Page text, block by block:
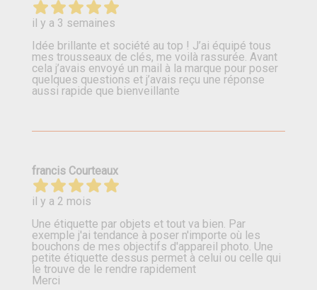
il y a 3 semaines
Idée brillante et société au top ! J’ai équipé tous
mes trousseaux de clés, me voilà rassurée. Avant
cela j’avais envoyé un mail à la marque pour poser
quelques questions et j’avais reçu une réponse
aussi rapide que bienveillante
francis Courteaux
il y a 2 mois
Une étiquette par objets et tout va bien. Par
exemple j'ai tendance à poser n'importe où les
bouchons de mes objectifs d'appareil photo. Une
petite étiquette dessus permet à celui ou celle qui
le trouve de le rendre rapidement
Merci